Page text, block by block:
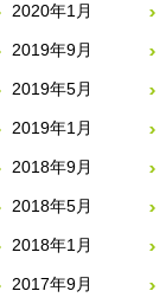
2020年1月
2019年9月
2019年5月
2019年1月
2018年9月
2018年5月
2018年1月
2017年9月